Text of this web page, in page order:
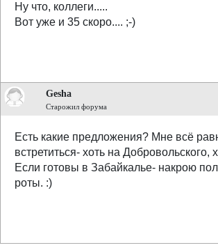
Ну что, коллеги.....
Вот уже и 35 скоро.... ;-)
Gesha
Старожил форума
Есть какие предложения? Мне всё
встретиться- хоть на Добровольского,
Если готовы в Забайкалье- накрою
роты. :)